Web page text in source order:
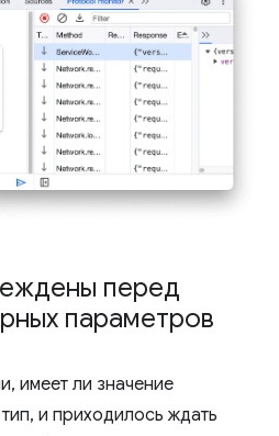
перед
параметров
имеет ли значение
и приходилось ждать